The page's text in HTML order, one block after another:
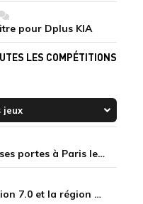
pour Dplus KIA
LES COMPÉTITIONS
Le premier Genshin Café ouvrira ses portes à Paris le 14 août
Genshin Impact déploiera sa version 7.0 et la région de Snezhnaya le 12 août